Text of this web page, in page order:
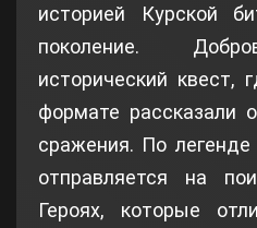
историей Курской
поколение.
исторический квест,
формате рассказали
сражения. По легенде
отправляется на
Героях, которые